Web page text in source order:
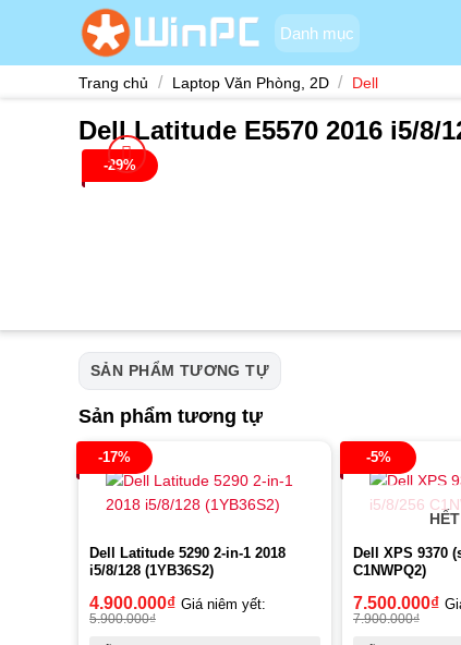
Danh mục
Trang chủ / Laptop Văn Phòng, 2D / Dell
Dell Latitude E5570 2016 i5/8/
-29%
SẢN PHẨM TƯƠNG TỰ
Sản phẩm tương tự
-17%
Dell Latitude 5290 2-in-1 2018
i5/8/128 (1YB36S2)
4.900.000₫ Giá niêm yết:
5.900.000₫
-5%
Dell XPS 9370
C1NWPQ2)
7.500.000₫
7.900.000₫